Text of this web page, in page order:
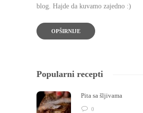
blog. Hajde da kuvamo zajedno :)
OPŠIRNIJE
Popularni recepti
Pita sa šljivama
0